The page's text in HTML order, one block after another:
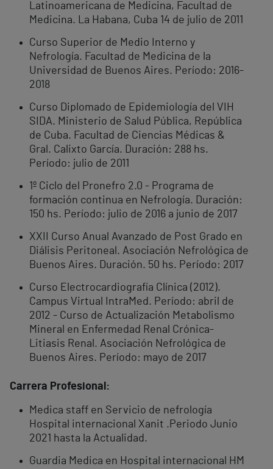
Latinoamericana de Medicina, Facultad de
Medicina. La Habana, Cuba 14 de julio de 2011
Curso Superior de Medio Interno y
Nefrología. Facultad de Medicina de la
Universidad de Buenos Aires. Período: 2016-
2018
Curso Diplomado de Epidemiología del VIH
SIDA. Ministerio de Salud Pública, República
de Cuba. Facultad de Ciencias Médicas &
Gral. Calixto García. Duración: 288 hs.
Período: julio de 2011
1º Ciclo del Pronefro 2.0 - Programa de
formación continua en Nefrología. Duración:
150 hs. Período: julio de 2016 a junio de 2017
XXII Curso Anual Avanzado de Post Grado en
Diálisis Peritoneal. Asociación Nefrológica de
Buenos Aires. Duración. 50 hs. Período: 2017
Curso Electrocardiografía Clínica (2012).
Campus Virtual IntraMed. Período: abril de
2012 - Curso de Actualización Metabolismo
Mineral en Enfermedad Renal Crónica-
Litiasis Renal. Asociación Nefrológica de
Buenos Aires. Período: mayo de 2017
Carrera Profesional:
Medica staff en Servicio de nefrología
Hospital internacional Xanit .Periodo Junio
2021 hasta la Actualidad.
Guardia Medica en Hospital internacional HM